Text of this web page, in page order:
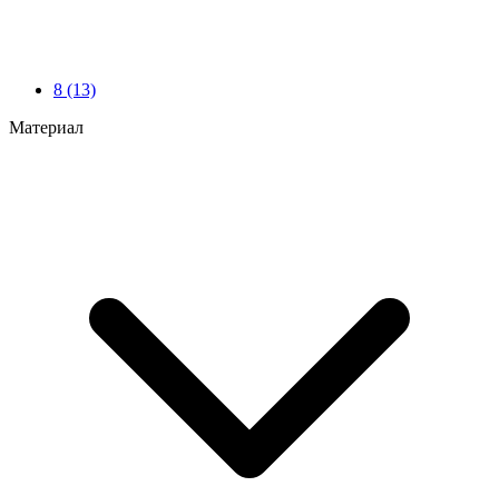
8 (13)
Материал